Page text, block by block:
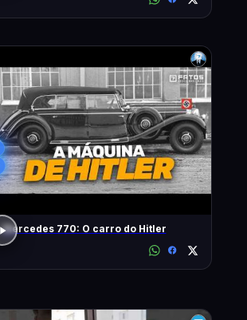
Mercedes 770: O carro do Hitler